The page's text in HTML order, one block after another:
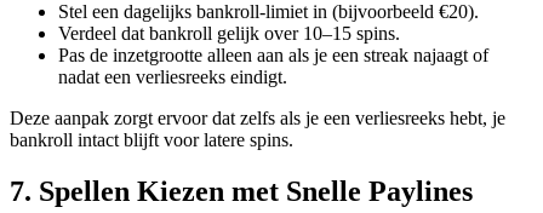
Stel een dagelijks bankroll-limiet in (bijvoorbeeld €20).
Verdeel dat bankroll gelijk over 10–15 spins.
Pas de inzetgrootte alleen aan als je een streak najaagt of
nadat een verliesreeks eindigt.
Deze aanpak zorgt ervoor dat zelfs als je een verliesreeks hebt, je
bankroll intact blijft voor latere spins.
7. Spellen Kiezen met Snelle Paylines